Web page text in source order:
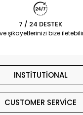
7 / 24 DESTEK
şikayetlerinizi bize
INSTİTUTİONAL
CUSTOMER SERVİCE